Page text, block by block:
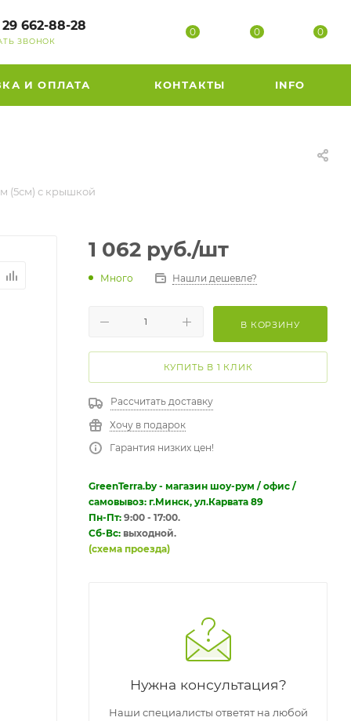
662-88-28
ЗВОНОК
0 0 0
И ОПЛАТА КОНТАКТЫ INFO
(5см) с крышкой
1 062 руб./шт
Много Нашли дешевле?
В КОРЗИНУ
КУПИТЬ В 1 КЛИК
Рассчитать доставку
Хочу в подарок
Гарантия низких цен!
GreenTerra.by - магазин шоу-рум / офис /
самовывоз: г.Минск, ул.Карвата 89
Пн-Пт: 9:00 - 17:00.
Сб-Вс: выходной.
(схема проезда)
Нужна консультация?
Наши специалисты ответят на любой